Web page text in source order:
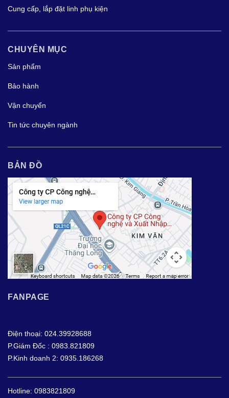
Cung cấp, lắp đặt linh phụ kiện
CHUYÊN MỤC
Sản phẩm
Bảo hành
Vận chuyển
Tin tức chuyên ngành
BẢN ĐỒ
FANPAGE
Điện thoại: 024.39928688
P.Giám Đốc : 0983.821809
P.Kinh doanh 2: 0935.186268
Hotline: 0983821809